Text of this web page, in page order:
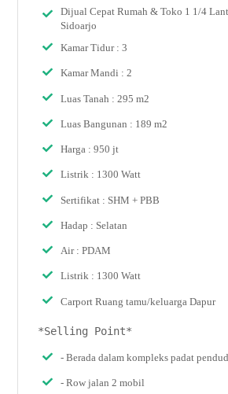
Dijual Cepat Rumah & Toko 1 1/4
Sidoarjo
Kamar Tidur : 3
Kamar Mandi : 2
Luas Tanah : 295 m2
Luas Bangunan : 189 m2
Harga : 950 jt
Listrik : 1300 Watt
Sertifikat : SHM + PBB
Hadap : Selatan
Air : PDAM
Listrik : 1300 Watt
Carport Ruang tamu/keluarga Dapur
*Selling Point*
- Berada dalam kompleks padat
- Row jalan 2 mobil